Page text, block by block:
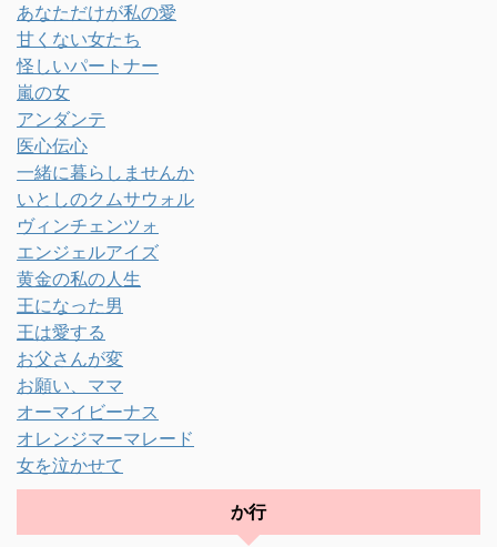
あなただけが私の愛
甘くない女たち
怪しいパートナー
嵐の女
アンダンテ
医心伝心
一緒に暮らしませんか
いとしのクムサウォル
ヴィンチェンツォ
エンジェルアイズ
黄金の私の人生
王になった男
王は愛する
お父さんが変
お願い、ママ
オーマイビーナス
オレンジマーマレード
女を泣かせて
か行